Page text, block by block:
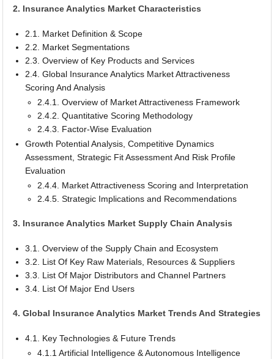
2. Insurance Analytics Market Characteristics
2.1. Market Definition & Scope
2.2. Market Segmentations
2.3. Overview of Key Products and Services
2.4. Global Insurance Analytics Market Attractiveness
Scoring And Analysis
2.4.1. Overview of Market Attractiveness Framework
2.4.2. Quantitative Scoring Methodology
2.4.3. Factor-Wise Evaluation
Growth Potential Analysis, Competitive Dynamics
Assessment, Strategic Fit Assessment And Risk Profile
Evaluation
2.4.4. Market Attractiveness Scoring and Interpretation
2.4.5. Strategic Implications and Recommendations
3. Insurance Analytics Market Supply Chain Analysis
3.1. Overview of the Supply Chain and Ecosystem
3.2. List Of Key Raw Materials, Resources & Suppliers
3.3. List Of Major Distributors and Channel Partners
3.4. List Of Major End Users
4. Global Insurance Analytics Market Trends And Strategies
4.1. Key Technologies & Future Trends
4.1.1 Artificial Intelligence & Autonomous Intelligence